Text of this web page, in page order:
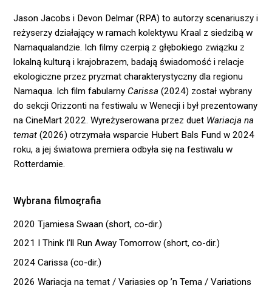
Jason Jacobs i Devon Delmar (RPA) to autorzy scenariuszy i
reżyserzy działający w ramach kolektywu Kraal z siedzibą w
Namaqualandzie. Ich filmy czerpią z głębokiego związku z
lokalną kulturą i krajobrazem, badają świadomość i relacje
ekologiczne przez pryzmat charakterystyczny dla regionu
Namaqua. Ich film fabularny Carissa (2024) został wybrany
do sekcji Orizzonti na festiwalu w Wenecji i był prezentowany
na CineMart 2022. Wyreżyserowana przez duet Wariacja na
temat (2026) otrzymała wsparcie Hubert Bals Fund w 2024
roku, a jej światowa premiera odbyła się na festiwalu w
Rotterdamie.
Wybrana filmografia
2020 Tjamiesa Swaan (short, co-dir.)
2021 I Think I’ll Run Away Tomorrow (short, co-dir.)
2024 Carissa (co-dir.)
2026 Wariacja na temat / Variasies op ’n Tema / Variations